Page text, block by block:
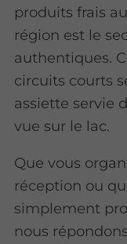
produits frais
région est le
authentiques.
circuits courts
assiette servie
vue sur le lac.
Que vous
réception ou
simplement
nous